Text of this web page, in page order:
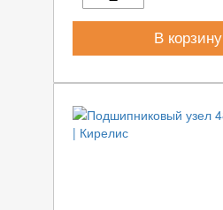
В корзину